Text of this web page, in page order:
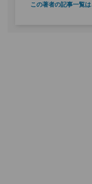
この著者の記事一覧